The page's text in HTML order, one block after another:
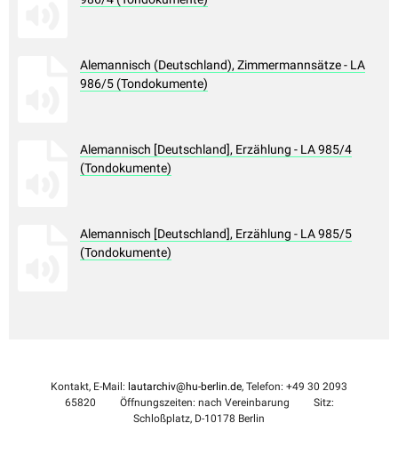
Alemannisch (Deutschland), Zimmermannsätze - LA
986/5 (Tondokumente)
Alemannisch [Deutschland], Erzählung - LA 985/4
(Tondokumente)
Alemannisch [Deutschland], Erzählung - LA 985/5
(Tondokumente)
Kontakt, E-Mail: lautarchiv@hu-berlin.de, Telefon: +49 30 2093
65820
Öffnungszeiten: nach Vereinbarung
Sitz:
Schloßplatz, D-10178 Berlin